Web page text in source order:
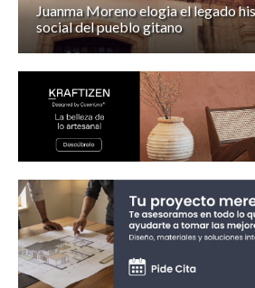
Juanma Moreno elogia el legado
social del pueblo gitano